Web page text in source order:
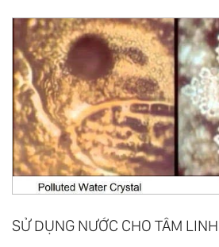
SỬ DỤNG NƯỚC CHO TÂM